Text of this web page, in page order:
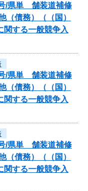
/県単 舗装道補修
（債務）（（国）
する一般競争入
/県単 舗装道補修
（債務）（（国）
する一般競争入
/県単 舗装道補修
（債務）（（国）
する一般競争入